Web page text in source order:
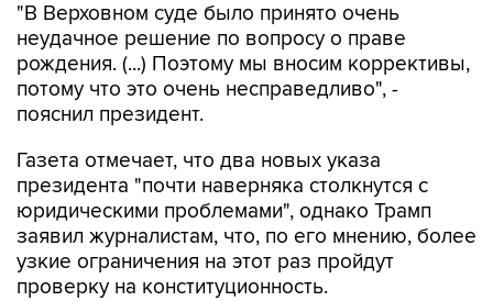
"В Верховном суде было принято очень
неудачное решение по вопросу о праве
рождения. (...) Поэтому мы вносим коррективы,
потому что это очень несправедливо", -
пояснил президент.
Газета отмечает, что два новых указа
президента "почти наверняка столкнутся с
юридическими проблемами", однако Трамп
заявил журналистам, что, по его мнению, более
узкие ограничения на этот раз пройдут
проверку на конституционность.